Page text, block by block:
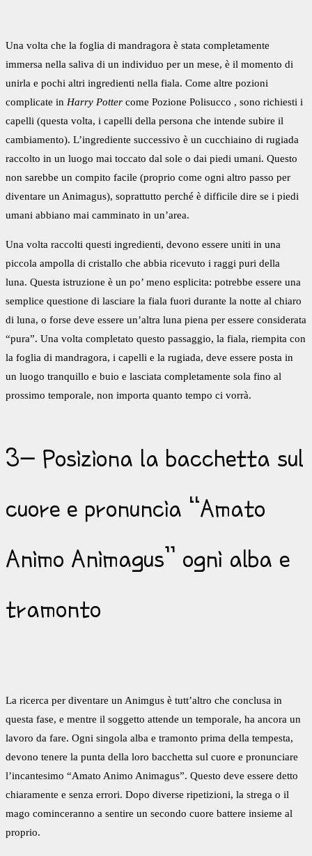
Una volta che la foglia di mandragora è stata completamente
immersa nella saliva di un individuo per un mese, è il momento di
unirla e pochi altri ingredienti nella fiala. Come altre pozioni
complicate in Harry Potter come Pozione Polisucco , sono richiesti i
capelli (questa volta, i capelli della persona che intende subire il
cambiamento). L’ingrediente successivo è un cucchiaino di rugiada
raccolto in un luogo mai toccato dal sole o dai piedi umani. Questo
non sarebbe un compito facile (proprio come ogni altro passo per
diventare un Animagus), soprattutto perché è difficile dire se i piedi
umani abbiano mai camminato in un’area.
Una volta raccolti questi ingredienti, devono essere uniti in una
piccola ampolla di cristallo che abbia ricevuto i raggi puri della
luna. Questa istruzione è un po’ meno esplicita: potrebbe essere una
semplice questione di lasciare la fiala fuori durante la notte al chiaro
di luna, o forse deve essere un’altra luna piena per essere considerata
“pura”. Una volta completato questo passaggio, la fiala, riempita con
la foglia di mandragora, i capelli e la rugiada, deve essere posta in
un luogo tranquillo e buio e lasciata completamente sola fino al
prossimo temporale, non importa quanto tempo ci vorrà.
3- Posiziona la bacchetta sul
cuore e pronuncia “Amato
Animo Animagus” ogni alba e
tramonto
La ricerca per diventare un Animgus è tutt’altro che conclusa in
questa fase, e mentre il soggetto attende un temporale, ha ancora un
lavoro da fare. Ogni singola alba e tramonto prima della tempesta,
devono tenere la punta della loro bacchetta sul cuore e pronunciare
l’incantesimo “Amato Animo Animagus”. Questo deve essere detto
chiaramente e senza errori. Dopo diverse ripetizioni, la strega o il
mago cominceranno a sentire un secondo cuore battere insieme al
proprio.